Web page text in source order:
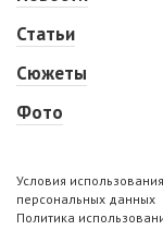
Статьи
Сюжеты
Фото
Условия
персональных данных
Политика